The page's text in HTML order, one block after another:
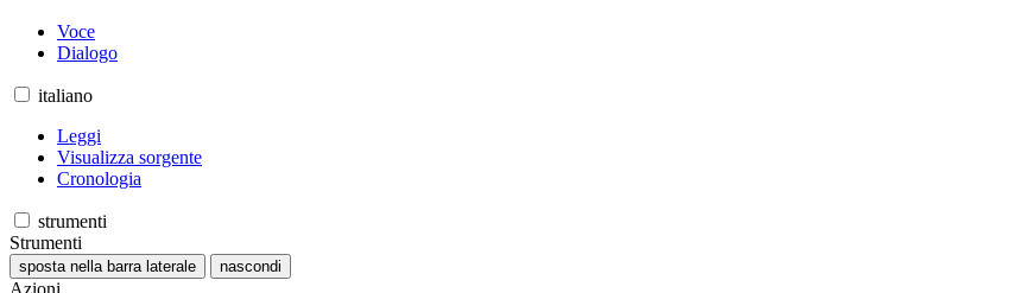
Voce
Dialogo
italiano
Leggi
Visualizza sorgente
Cronologia
strumenti
Strumenti
sposta nella barra laterale nascondi